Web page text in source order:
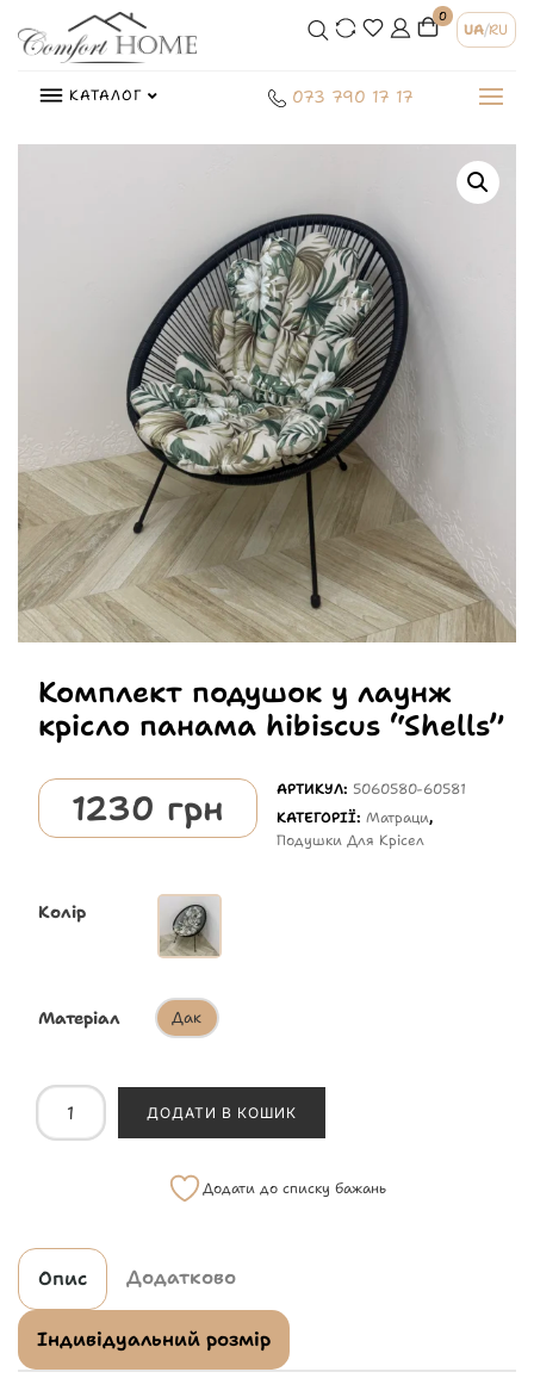
0
UA/RU
КАТАЛОГ 073 790 17 17
Комплект подушок у лаунж
крісло панама hibiscus “Shells”
1230 грн АРТИКУЛ: 5060580-60581
КАТЕГОРІЇ:Матраци,
Подушки Для Крісел
Колір
Матеріал Дак
ДОДАТИ В КОШИК
Додати до списку бажань
Опис Додатково
Індивідуальний розмір